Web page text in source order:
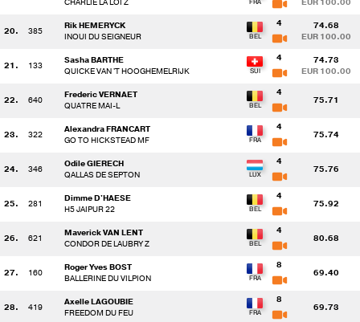
EUR 100.00
20. 385
Rik HEMERYCK
INOUI DU SEIGNEUR
4 74.68
EUR 100.00
21. 133
Sasha BARTHE
QUICKE VAN 'T HOOGHEMELRIJK
4 74.73
EUR 100.00
22. 640
Frederic VERNAET
QUATRE MAI-L
4
75.71
23. 322
Alexandra FRANCART
GO TO HICKSTEAD MF
4
75.74
24. 346
Odile GIERECH
QALLAS DE SEPTON
4
75.76
25. 281
Dimme D'HAESE
H5 JAIPUR 22
4
75.92
26. 621
Maverick VAN LENT
CONDOR DE LAUBRY Z
4
80.68
27. 160
Roger Yves BOST
BALLERINE DU VILPION
8
69.40
28. 419
Axelle LAGOUBIE
FREEDOM DU FEU
8
69.73